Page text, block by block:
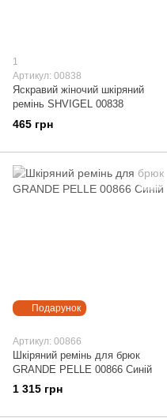
1
Артикул: 00838
Яскравий жіночий шкіряний
ремінь SHVIGEL 00838
465 грн
Подарунок
Артикул: 00866
Шкіряний ремінь для брюк
GRANDE PELLE 00866 Синій
1 315 грн